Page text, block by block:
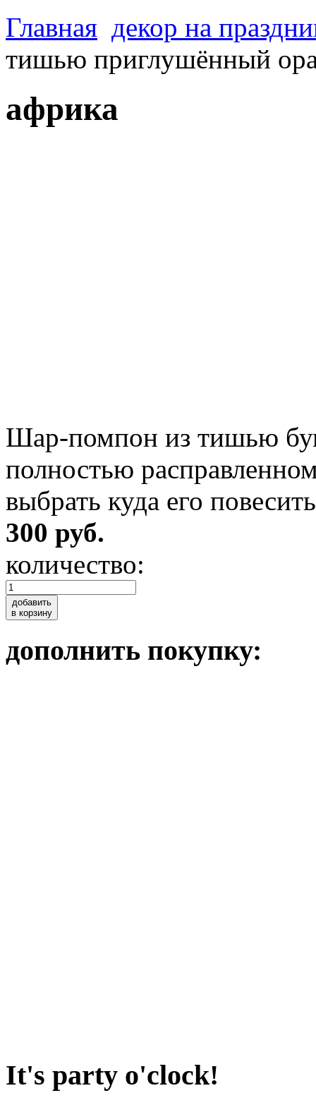
Главная декор на
тишью приглушённый
африка
Шар-помпон из тишью
полностью
выбрать куда его
300 руб.
количество:
добавить
в корзину
дополнить покупку:
It's party o'clock!